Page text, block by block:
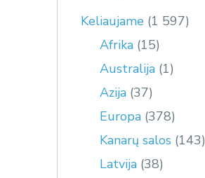
Keliaujame (1 597)
Afrika (15)
Australija (1)
Azija (37)
Europa (378)
Kanarų salos (143)
Latvija (38)